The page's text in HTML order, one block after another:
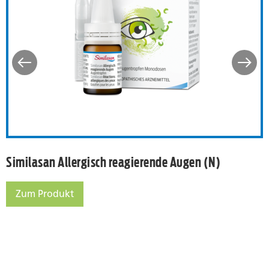
Augenmaske Similasan Allergisch
Similasan Allergisch reagierende Augen (N)
Similasan Allergisch reagierende Augen (N)
Zum Produkt